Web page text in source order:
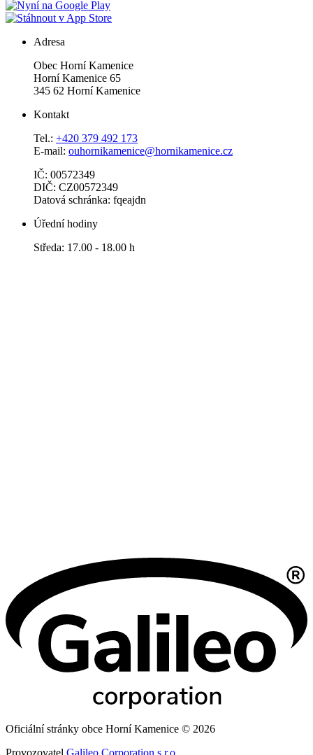
Adresa
Obec Horní Kamenice
Horní Kamenice 65
345 62 Horní Kamenice
Kontakt
Tel.: +420 379 492 173
E-mail: ouhornikamenice@hornikamenice.cz
IČ: 00572349
DIČ: CZ00572349
Datová schránka: fqeajdn
Úřední hodiny
Středa: 17.00 - 18.00 h
Oficiální stránky obce Horní Kamenice © 2026